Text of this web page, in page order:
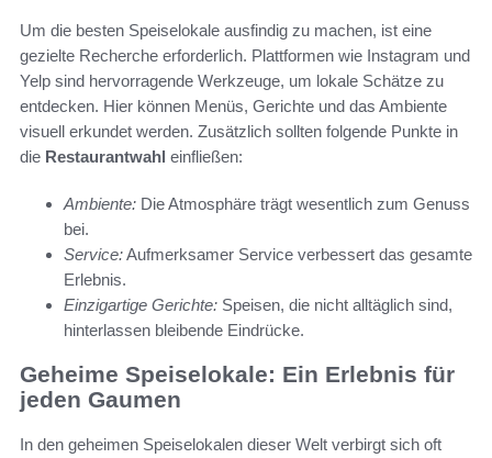
Um die besten Speiselokale ausfindig zu machen, ist eine
gezielte Recherche erforderlich. Plattformen wie Instagram und
Yelp sind hervorragende Werkzeuge, um lokale Schätze zu
entdecken. Hier können Menüs, Gerichte und das Ambiente
visuell erkundet werden. Zusätzlich sollten folgende Punkte in
die Restaurantwahl einfließen:
Ambiente: Die Atmosphäre trägt wesentlich zum Genuss
bei.
Service:Aufmerksamer Service verbessert das gesamte
Erlebnis.
Einzigartige Gerichte: Speisen, die nicht alltäglich sind,
hinterlassen bleibende Eindrücke.
Geheime Speiselokale: Ein Erlebnis für
jeden Gaumen
In den geheimen Speiselokalen dieser Welt verbirgt sich oft